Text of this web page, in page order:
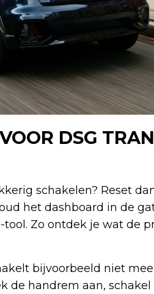
DSG
schakelen? Reset
het dashboard in de
Zo ontdek je wat de
bijvoorbeeld niet
de handrem aan,